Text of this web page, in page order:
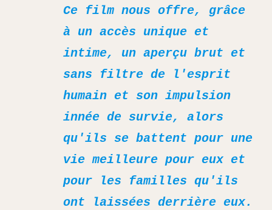
Ce film nous offre, grâce
à un accès unique et
intime, un aperçu brut et
sans filtre de l'esprit
humain et son impulsion
innée de survie, alors
qu'ils se battent pour une
vie meilleure pour eux et
pour les familles qu'ils
ont laissées derrière eux.